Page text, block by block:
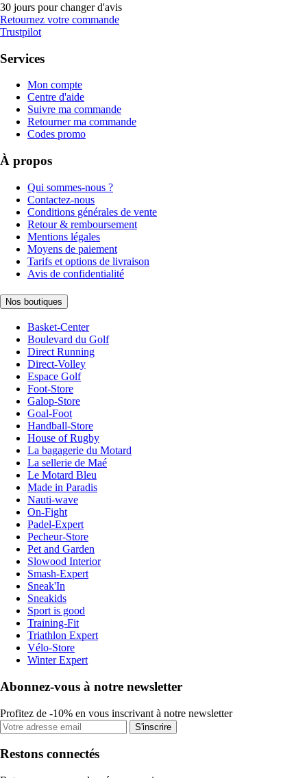
30 jours pour changer d'avis
Retournez votre commande
Trustpilot
Services
Mon compte
Centre d'aide
Suivre ma commande
Retourner ma commande
Codes promo
À propos
Qui sommes-nous ?
Contactez-nous
Conditions générales de vente
Retour & remboursement
Mentions légales
Moyens de paiement
Tarifs et options de livraison
Avis de confidentialité
Nos boutiques
Basket-Center
Boulevard du Golf
Direct Running
Direct-Volley
Espace Golf
Foot-Store
Galop-Store
Goal-Foot
Handball-Store
House of Rugby
La bagagerie du Motard
La sellerie de Maé
Le Motard Bleu
Made in Paradis
Nauti-wave
On-Fight
Padel-Expert
Pecheur-Store
Pet and Garden
Slowood Interior
Smash-Expert
Sneak'In
Sneakids
Sport is good
Training-Fit
Triathlon Expert
Vélo-Store
Winter Expert
Abonnez-vous à notre newsletter
Profitez de -10% en vous inscrivant à notre newsletter
S'inscrire
Restons connectés